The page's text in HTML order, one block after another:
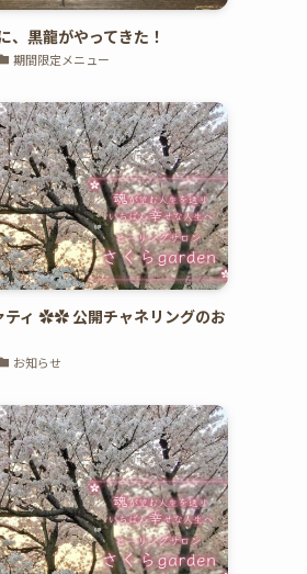
黒龍がやってきた！
期間限定メニュー
ィ ✿✿ 公開チャネリングのお
お知らせ